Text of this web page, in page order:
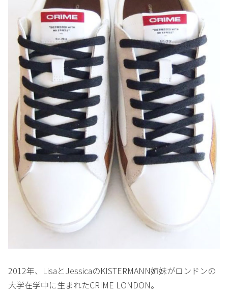
2012年、LisaとJessicaのKISTERMANN姉妹がロンドンの
大学在学中に生まれたCRIME LONDON。